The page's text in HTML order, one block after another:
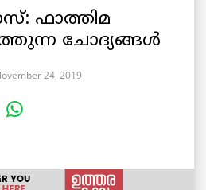
ഫാത്തിമ
ചോദ്യങ്ങൾ
24, 2019